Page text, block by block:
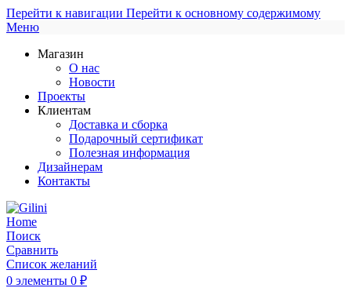
Перейти к навигации Перейти к основному содержимому
Меню
Магазин
О нас
Новости
Проекты
Клиентам
Доставка и сборка
Подарочный сертификат
Полезная информация
Дизайнерам
Контакты
Поиск
Сравнить
Список желаний
0 элементы 0 ₽